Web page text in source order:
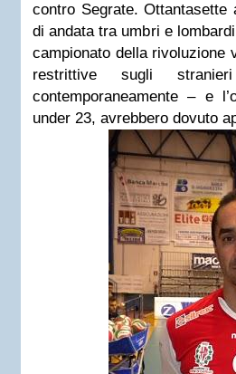
contro Segrate. Ottantasette
di andata tra umbri e
campionato della rivoluzione
restrittive sugli
contemporaneamente – e
under 23, avrebbero dovuto